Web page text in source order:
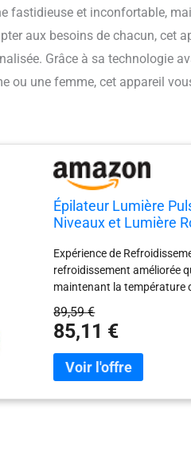
fastidieuse et inconfortable,
aux besoins de chacun, cet
Grâce à sa technologie
ou une femme, cet appareil
Épilateur Lumière
Niveaux et Lumière
Expérience de
refroidissement améliorée
maintenant la température
rougeurs, pour une
Cet épilateur à lumière
permettant d’adapter
dans une plage de 600 à
et à maintenir une peau
sans avoir à appuyer en
89,59 €
85,11 €